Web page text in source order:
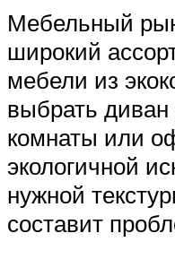
Мебельный
широкий
мебели из
выбрать диван
комнаты или
экологичной
нужной
составит